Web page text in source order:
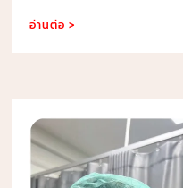
อ่านต่อ >